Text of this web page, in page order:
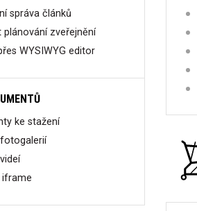
správa článků
zveřejnění
WYSIWYG editor
ke stažení